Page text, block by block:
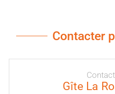
Contacter
Gîte La